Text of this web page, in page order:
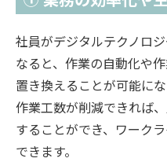
社員がデジタルテクノロ
なると、作業の自動化や
置き換えることが可能にな
作業工数が削減できれば
することができ、ワーク
できます。